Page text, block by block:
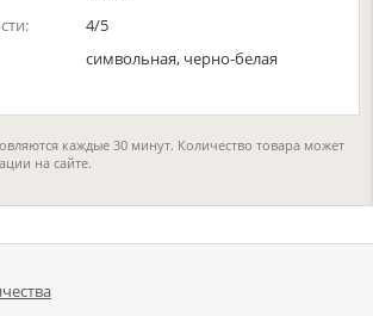
4/5
символьная, черно-белая
каждые 30 минут. Количество товара может
на сайте.